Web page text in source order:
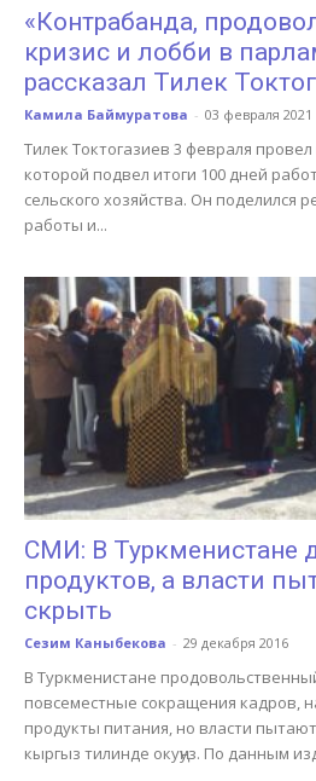
«Контрабанда,
кризис и лобби в
рассказал Тилек
Камила Баймуратова - 03 февраля 2021
Тилек Токтогазиев 3 февраля
которой подвел итоги 100 дней
сельского хозяйства. Он поделился
работы и...
СМИ: В Туркменистане
продуктов, а власти
скрыть
Сезим Каныбекова - 29 декабря 2016
В Туркменистане
повсеместные сокращения кадров,
продукты питания, но власти
кыргыз тилинде окуңуз. По данным